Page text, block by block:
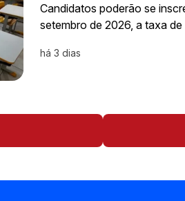
Candidatos poderão se
setembro de 2026, a taxa
há 3 dias